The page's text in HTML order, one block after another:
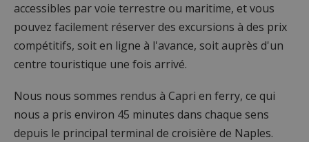
accessibles par voie terrestre ou maritime, et vous
pouvez facilement réserver des excursions à des prix
compétitifs, soit en ligne à l'avance, soit auprès d'un
centre touristique une fois arrivé.
Nous nous sommes rendus à Capri en ferry, ce qui
nous a pris environ 45 minutes dans chaque sens
depuis le principal terminal de croisière de Naples.